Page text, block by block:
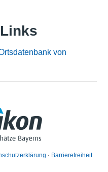
von
Barrierefreiheit